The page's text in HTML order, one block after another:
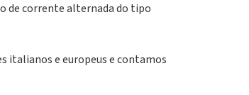
de corrente alternada do tipo
italianos e europeus e contamos